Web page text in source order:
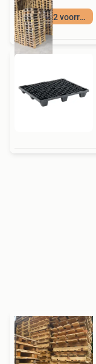
12500 m2 voorraad